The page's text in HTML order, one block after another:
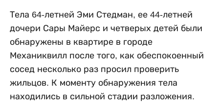
Тела 64-летней Эми Стедман, ее 44-летней
дочери Сары Майерс и четверых детей были
обнаружены в квартире в городе
Механиквилл после того, как обеспокоенный
сосед несколько раз просил проверить
жильцов. К моменту обнаружения тела
находились в сильной стадии разложения.